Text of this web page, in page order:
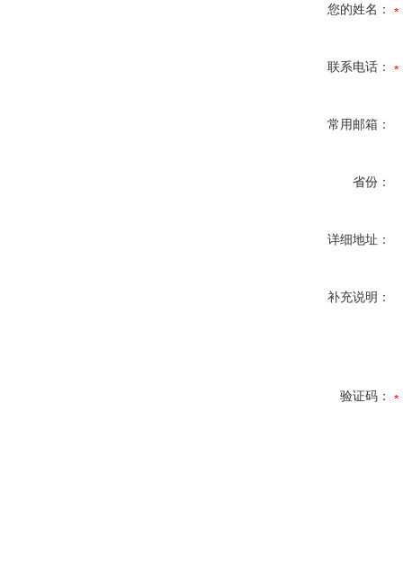
您的姓名：
联系电话：
常用邮箱：
省份：
详细地址：
补充说明：
验证码：